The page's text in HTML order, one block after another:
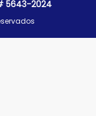
5643-2024